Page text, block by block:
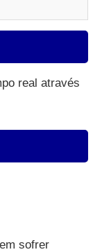
real através
sofrer